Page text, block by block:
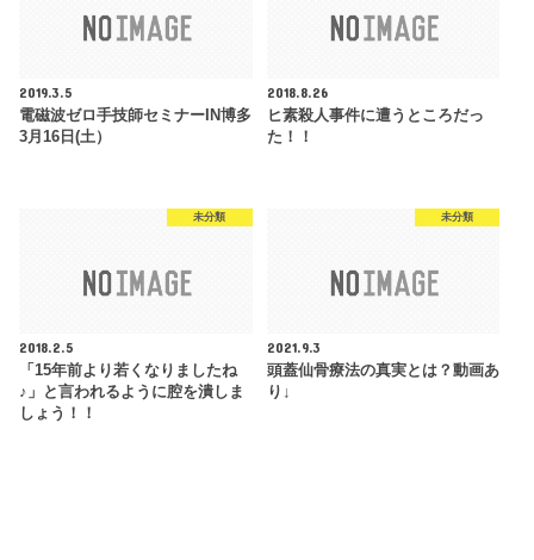
2019.3.5
電磁波ゼロ手技師セミナーIN博多
3月16日(土）
2018.8.26
ヒ素殺人事件に遭うところだっ
た！！
未分類
2018.2.5
「15年前より若くなりましたね
♪」と言われるように腔を潰しま
しょう！！
未分類
2021.9.3
頭蓋仙骨療法の真実とは？動画あ
り↓